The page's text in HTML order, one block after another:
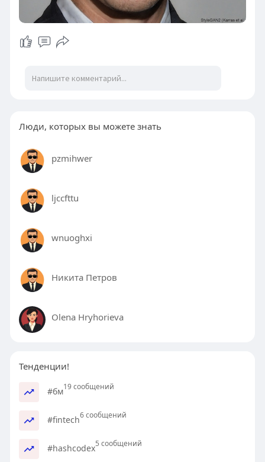
Люди, которых вы можете знать
pzmihwer
ljccfttu
wnuoghxi
Никита Петров
Olena Hryhorieva
Тенденции!
#бм19 сообщений
#fintech6 сообщений
#hashcodex5 сообщений